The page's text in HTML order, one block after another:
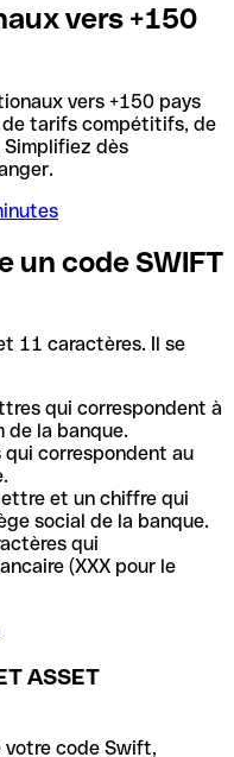
vers +150
vers +150 pays
tarifs compétitifs, de
dès
un code SWIFT
11 caractères. Il se
qui correspondent à
de la banque.
qui correspondent au
et un chiffre qui
social de la banque.
qui
(XXX pour le
ASSET
votre code Swift,